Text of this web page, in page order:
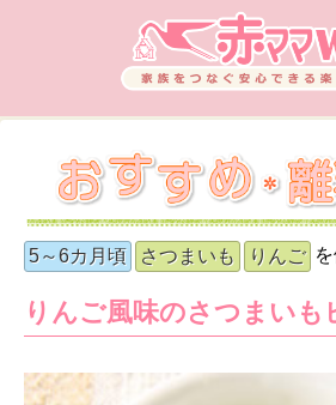
5～6カ月頃 さつまいも りんご
りんご風味のさつまいも